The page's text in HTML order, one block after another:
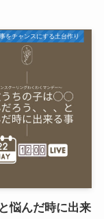
をチャンスにする土台作り
悩んだ時に出来